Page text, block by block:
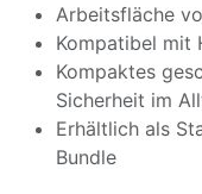
Arbeitsfläche
Kompatibel mit
Kompaktes
Sicherheit im
Erhältlich als
Bundle